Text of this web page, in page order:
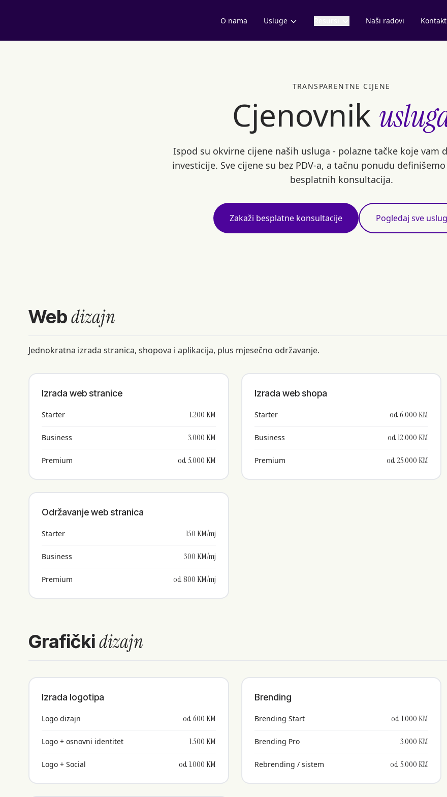
O nama Usluge Naši radovi Kontakt
TRANSPARENTNE CIJENE
Cjenovnik
Ispod su okvirne cijene naših usluga - polazne tačke koje vam
investicije. Sve cijene su bez PDV-a, a tačnu ponudu
besplatnih konsultacija.
Zakaži besplatne konsultacije Pogledaj sve
Webdizajn
Jednokratna izrada stranica, shopova i aplikacija, plus mjesečno održavanje.
Izrada web stranice
Starter 1.200 KM
Business 3.000 KM
Premium od 5.000 KM
Izrada web shopa
Starter od 6.000 KM
Business od 12.000 KM
Premium od 25.000 KM
Održavanje web stranica
Starter 150 KM/mj
Business 300 KM/mj
Premium od 800 KM/mj
Grafičkidizajn
Izrada logotipa
Logo dizajn od 600 KM
Logo + osnovni identitet 1.500 KM
Logo + Social od 1.000 KM
Brending
Brending Start od 1.000 KM
Brending Pro 3.000 KM
Rebrending / sistem od 5.000 KM